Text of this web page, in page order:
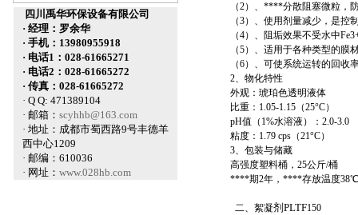
四川禹华环保设备有限公司
· 经理：罗余华
· 手机：13980955918
· 电话1：028-61665271
· 电话2：028-61665272
· 传真：028-61665272
· Q Q: 471389104
· 邮箱： scyhhb@163.com
· 地址：成都市蜀西路9号丰德羊
西中心1209
· 邮编：610036
· 网址： www.028hb.com
（2）、****分散阻塞微粒，
（3）、使用剂量减少，是控
（4）、阻垢效果不受水中
（5）、适用于各种类型的膜
（6）、可使系统运转的回收
2、物化特性
外观：琥珀色透明液体
比重：1.05-1.15（25°C）
pH值（1%水溶液）：2.0-3.0
粘度：1.79 cps（21°C）
3、包装与储藏
高强度塑料桶，25公斤/桶
****期2年，****存放温度38℃
二、絮凝剂PLTF150